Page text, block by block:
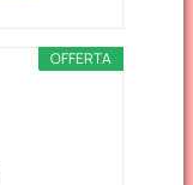
OFFERTA